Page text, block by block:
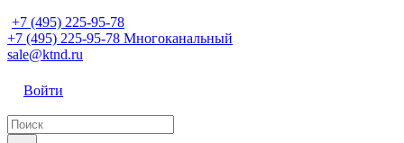
+7 (495) 225-95-78
+7 (495) 225-95-78 Многоканальный
sale@ktnd.ru
Войти